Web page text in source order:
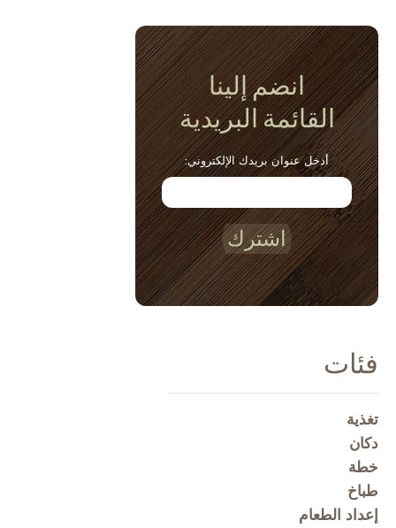
انضم إلينا
القائمة البريدية
أدخل عنوان بريدك الإلكتروني:
اشترك
فئات
تغذية
دكان
خطة
طباخ
إعداد الطعام